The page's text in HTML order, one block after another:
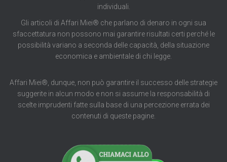
individuali.
Gli articoli di Affari Miei® che parlano di denaro in ogni sua
sfaccettatura non possono mai garantire risultati certi perché le
possibilità variano a seconda delle capacità, della situazione
economica e ambientale di chi legge.
Affari Miei®, dunque, non può garantire il successo delle strategie
suggerite in alcun modo e non si assume la responsabilità di
scelte imprudenti fatte sulla base di una percezione errata dei
contenuti di queste pagine.